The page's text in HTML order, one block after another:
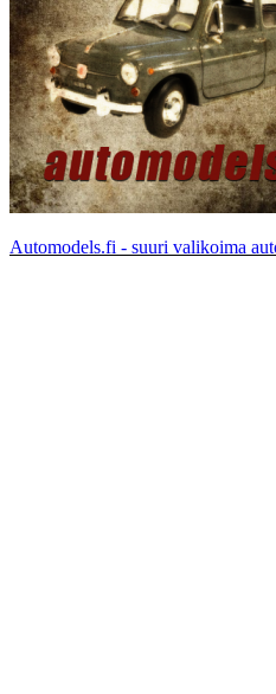
Automodels.fi - suuri valikoima